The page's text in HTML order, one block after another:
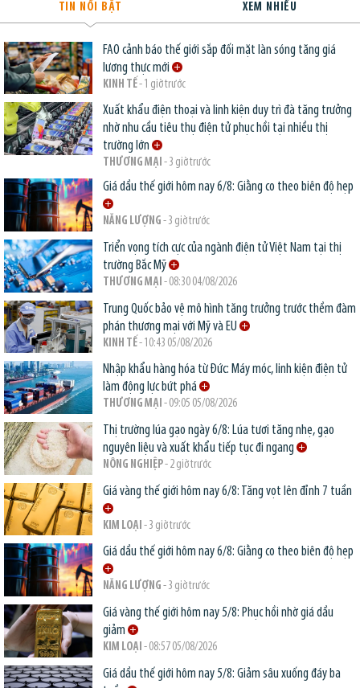
TIN NỔI BẬT XEM NHIỀU
FAO cảnh báo thế giới sắp đối mặt làn sóng tăng giá
lương thực mới
KINH TẾ- 1 giờ trước
Xuất khẩu điện thoại và linh kiện duy trì đà tăng trưởng
nhờ nhu cầu tiêu thụ điện tử phục hồi tại nhiều thị
trường lớn
THƯƠNG MẠI - 3 giờ trước
Giá dầu thế giới hôm nay 6/8: Giằng co theo biên độ hẹp
NĂNG LƯỢNG - 3 giờ trước
Triển vọng tích cực của ngành điện tử Việt Nam tại thị
trường Bắc Mỹ
THƯƠNG MẠI - 08:30 04/08/2026
Trung Quốc bảo vệ mô hình tăng trưởng trước thềm đàm
phán thương mại với Mỹ và EU
KINH TẾ- 10:43 05/08/2026
Nhập khẩu hàng hóa từ Đức: Máy móc, linh kiện điện tử
làm động lực bứt phá
THƯƠNG MẠI - 09:05 05/08/2026
Thị trường lúa gạo ngày 6/8: Lúa tươi tăng nhẹ, gạo
nguyên liệu và xuất khẩu tiếp tục đi ngang
NÔNG NGHIỆP- 2 giờ trước
Giá vàng thế giới hôm nay 6/8: Tăng vọt lên đỉnh 7 tuần
KIM LOẠI - 3 giờ trước
Giá dầu thế giới hôm nay 6/8: Giằng co theo biên độ hẹp
NĂNG LƯỢNG - 3 giờ trước
Giá vàng thế giới hôm nay 5/8: Phục hồi nhờ giá dầu
giảm
KIM LOẠI - 08:57 05/08/2026
Giá dầu thế giới hôm nay 5/8: Giảm sâu xuống đáy ba